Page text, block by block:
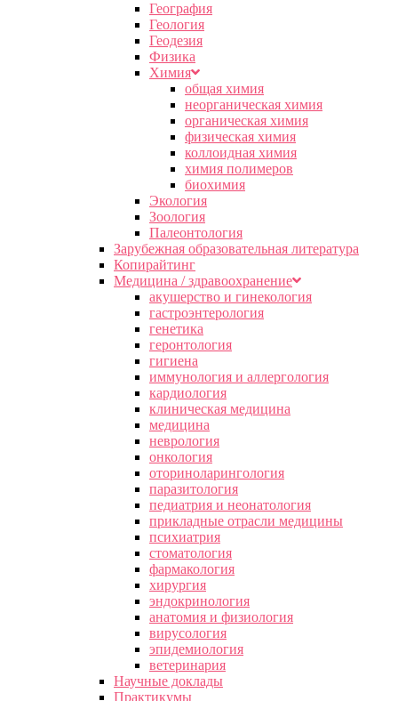
География
Геология
Геодезия
Физика
Химия
общая химия
неорганическая химия
органическая химия
физическая химия
коллоидная химия
химия полимеров
биохимия
Экология
Зоология
Палеонтология
Зарубежная образовательная литература
Копирайтинг
Медицина / здравоохранение
акушерство и гинекология
гастроэнтерология
генетика
геронтология
гигиена
иммунология и аллергология
кардиология
клиническая медицина
медицина
неврология
онкология
оториноларингология
паразитология
педиатрия и неонатология
прикладные отрасли медицины
психиатрия
стоматология
фармакология
хирургия
эндокринология
анатомия и физиология
вирусология
эпидемиология
ветеринария
Научные доклады
Практикумы